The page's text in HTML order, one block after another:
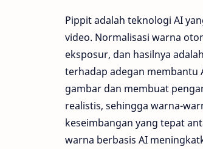
Pippit adalah teknologi AI
video. Normalisasi warna
eksposur, dan hasilnya
terhadap adegan membantu
gambar dan membuat
realistis, sehingga warna-
keseimbangan yang tepat
warna berbasis AI